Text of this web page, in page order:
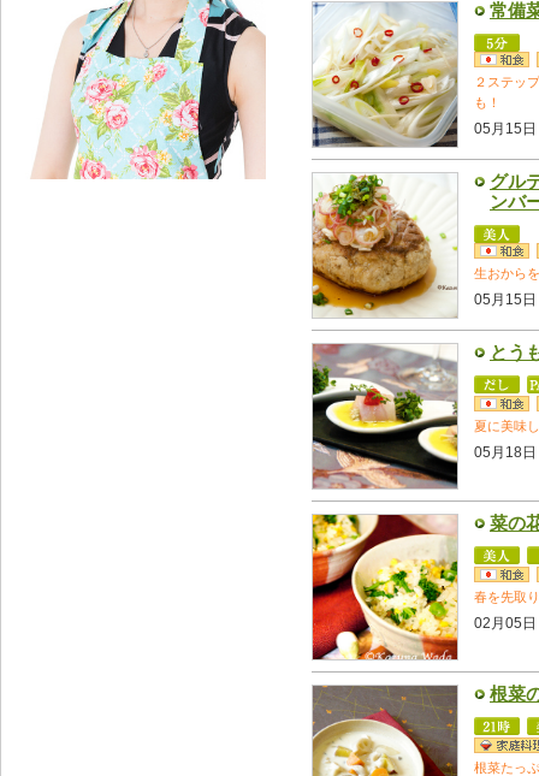
常備
２ステッ
も！
05月15日
グル
ンバ
生おから
05月15日
とう
夏に美味
05月18日
菜の
春を先取
02月05日
根菜
根菜たっ